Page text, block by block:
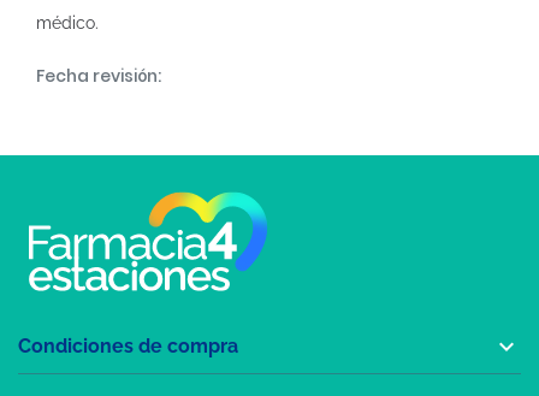
médico.
Fecha revisión:
Condiciones de compra 